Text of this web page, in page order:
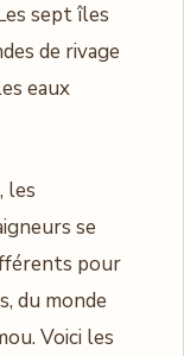
sept îles
de rivage
eaux
les
se
pour
du monde
Voici les